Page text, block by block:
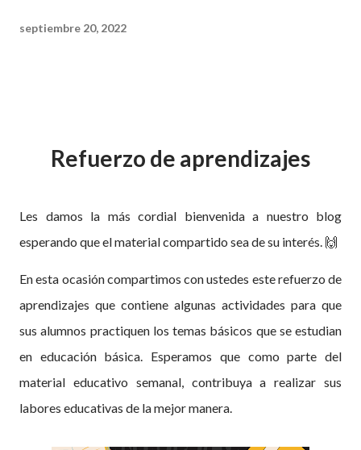
septiembre 20, 2022
Refuerzo de aprendizajes
Les damos la más cordial bienvenida a nuestro blog
esperando que el material compartido sea de su interés. 🙌
En esta ocasión compartimos con ustedes este refuerzo de
aprendizajes que contiene algunas actividades para que
sus alumnos practiquen los temas básicos que se estudian
en educación básica. Esperamos que como parte del
material educativo semanal, contribuya a realizar sus
labores educativas de la mejor manera.